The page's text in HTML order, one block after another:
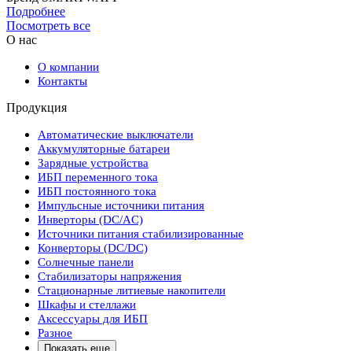
Подробнее
Посмотреть все
О нас
О компании
Контакты
Продукция
Автоматические выключатели
Аккумуляторные батареи
Зарядные устройства
ИБП переменного тока
ИБП постоянного тока
Импульсные источники питания
Инверторы (DC/AC)
Источники питания стабилизированные
Конверторы (DC/DC)
Солнечные панели
Стабилизаторы напряжения
Стационарные литиевые накопители
Шкафы и стеллажи
Аксессуары для ИБП
Разное
Показать еще